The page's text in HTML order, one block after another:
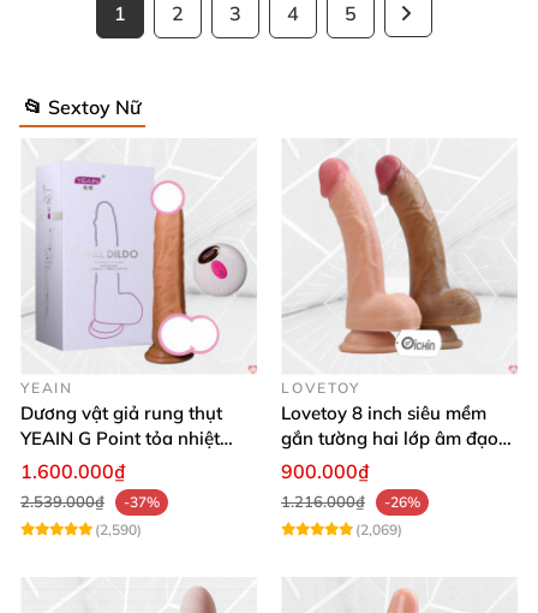
1 2 3 4 5
📂 Sextoy Nữ
YEAIN
Dương vật giả rung thụt
YEAIN G Point tỏa nhiệt
điều khiển từ xa
1.600.000₫
2.539.000₫
-37%
(2,590)
LOVETOY
Lovetoy 8 inch siêu mềm
gắn tường hai lớp âm đạo
giả chuẩn y tế
900.000₫
1.216.000₫
-26%
(2,069)